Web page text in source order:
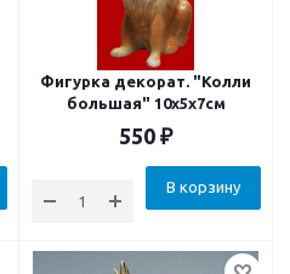
Фигурка декорат. "Колли
большая" 10x5x7см
550 ₽
В корзину